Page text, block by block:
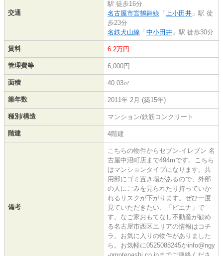
交通
駅 徒歩16分
名古屋市営鶴舞線 「 上小田井 」駅 徒
歩23分
名鉄犬山線 「 中小田井 」駅 徒歩30分
賃料 6.2万円
管理費等 6,000円
面積 40.03㎡
築年数 2011年 2月 (築15年)
種別/構造 マンション/鉄筋コンクリート
階建 4階建
備考
こちらの物件からセブン‐イレブン 名
古屋中沼町店まで494mです。こちら
はマンションタイプになります。共
用部にゴミ置き場があるので、外部
の人にごみを見られたり持っていか
れるリスクが下がります。ぜひ一度
見ていただきたい、「ピエナ」で
す。なご家おもてなし不動産が勧め
る名古屋市西区エリアの情報はコチ
ラ。お気に入りの物件がありました
ら。お気軽に0525088245かinfo@ngy